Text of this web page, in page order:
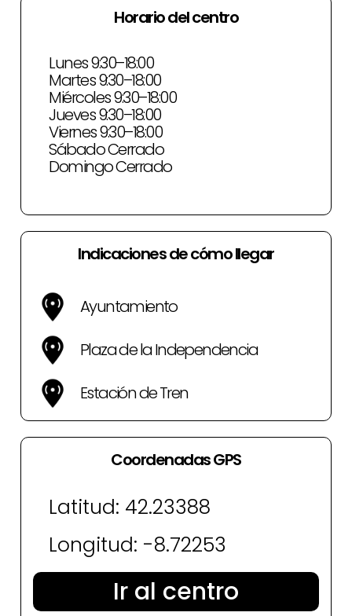
Horario del centro
Lunes 9:30–18:00
Martes 9:30–18:00
Miércoles 9:30–18:00
Jueves 9:30–18:00
Viernes 9:30–18:00
Sábado Cerrado
Domingo Cerrado
Indicaciones de cómo llegar
Ayuntamiento
Plaza de la Independencia
Estación de Tren
Coordenadas GPS
Latitud: 42.23388
Longitud: -8.72253
Ir al centro